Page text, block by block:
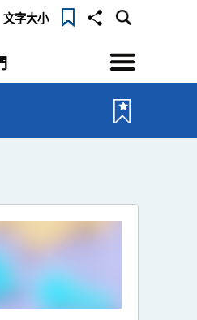
文字大小
選
單